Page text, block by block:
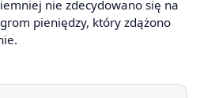
nie zdecydowano się na
pieniędzy, który zdążono